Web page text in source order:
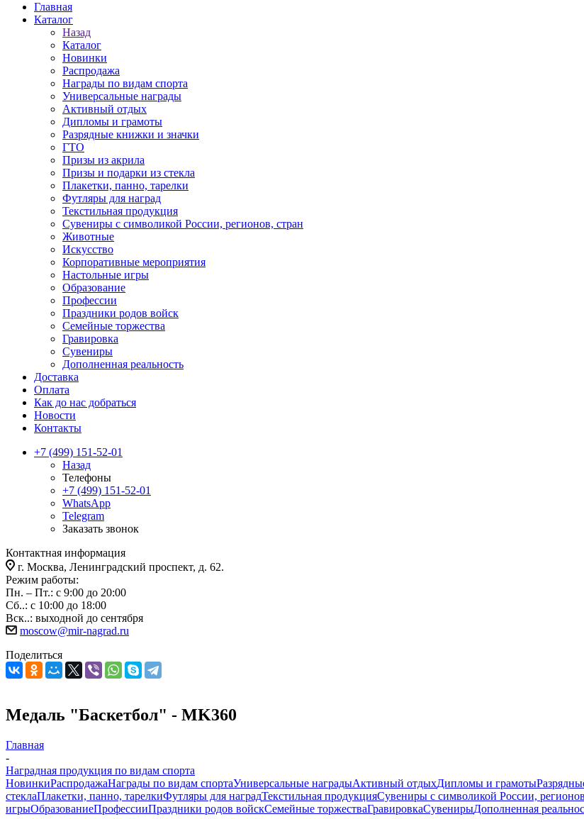
Главная
Каталог
Назад
Каталог
Новинки
Распродажа
Награды по видам спорта
Универсальные награды
Активный отдых
Дипломы и грамоты
Разрядные книжки и значки
ГТО
Призы из акрила
Призы и подарки из стекла
Плакетки, панно, тарелки
Футляры для наград
Текстильная продукция
Сувениры с символикой России, регионов, стран
Животные
Искусство
Корпоративные мероприятия
Настольные игры
Образование
Профессии
Праздники родов войск
Семейные торжества
Гравировка
Сувениры
Дополненная реальность
Доставка
Оплата
Как до нас добраться
Новости
Контакты
+7 (499) 151-52-01
Назад
Телефоны
+7 (499) 151-52-01
WhatsApp
Telegram
Заказать звонок
Контактная информация
г. Москва, Ленинградский проспект, д. 62.
Режим работы:
Пн. – Пт.: с 9:00 до 20:00
Сб..: с 10:00 до 18:00
Вск..: выходной до сентября
moscow@mir-nagrad.ru
Поделиться
Медаль "Баскетбол" - MK360
Главная
-
Наградная продукция по видам спорта
НовинкиРаспродажаНаграды по видам спортаУниверсальные наградыАктивный отдыхДипломы и грамоты
стеклаПлакетки, панно, тарелкиФутляры для наградТекстильная продукцияСувениры с символикой России,
игрыОбразованиеПрофессииПраздники родов войскСемейные торжестваГравировкаСувенирыДополненная